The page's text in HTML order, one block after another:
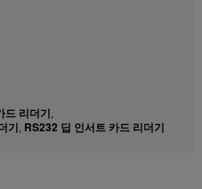
드 리더기,
기, RS232 딥 인서트 카드 리더기